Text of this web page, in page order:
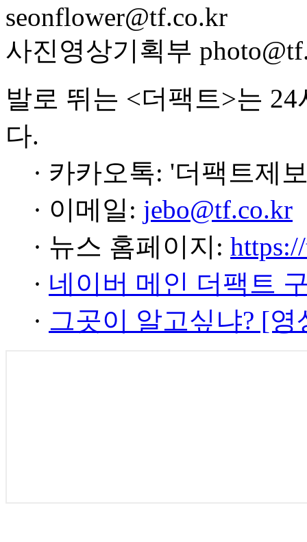
seonflower@tf.co.kr
사진영상기획부
발로 뛰는 <더팩트>는
다.
· 카카오톡: '더팩트제
· 이메일: jebo@tf.co.kr
· 뉴스 홈페이지:
· 네이버 메인 더팩트
· 그곳이 알고싶냐? [